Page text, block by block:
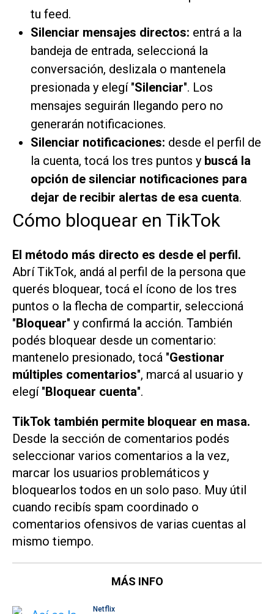
tu feed.
Silenciar mensajes directos: entrá a la
bandeja de entrada, seleccioná la
conversación, deslizala o mantenela
presionada y elegí "Silenciar". Los
mensajes seguirán llegando pero no
generarán notificaciones.
Silenciar notificaciones: desde el perfil de
la cuenta, tocá los tres puntos y buscá la
opción de silenciar notificaciones para
dejar de recibir alertas de esa cuenta.
Cómo bloquear en TikTok
El método más directo es desde el perfil.
Abrí TikTok, andá al perfil de la persona que
querés bloquear, tocá el ícono de los tres
puntos o la flecha de compartir, seleccioná
"Bloquear" y confirmá la acción. También
podés bloquear desde un comentario:
mantenelo presionado, tocá "Gestionar
múltiples comentarios", marcá al usuario y
elegí "Bloquear cuenta".
TikTok también permite bloquear en masa.
Desde la sección de comentarios podés
seleccionar varios comentarios a la vez,
marcar los usuarios problemáticos y
bloquearlos todos en un solo paso. Muy útil
cuando recibís spam coordinado o
comentarios ofensivos de varias cuentas al
mismo tiempo.
MÁS INFO
Netflix